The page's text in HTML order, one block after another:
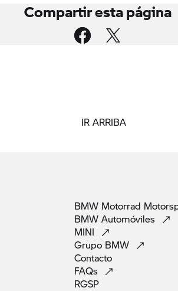
Compartir esta página
IR ARRIBA
BMW Motorrad
BMW Automóviles
MINI
Grupo BMW
Contacto
FAQs
RGSP